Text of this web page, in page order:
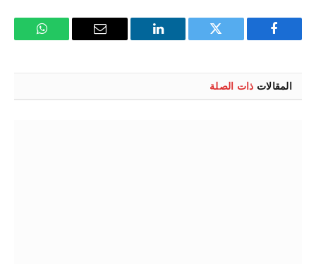
فيسبوك تويتر لينكدإن
البريد
واتساب
المقالات ذات الصلة